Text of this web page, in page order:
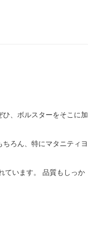
、ボルスターをそこに加
ろん、特にマタニティヨ
ています。 品質もしっか